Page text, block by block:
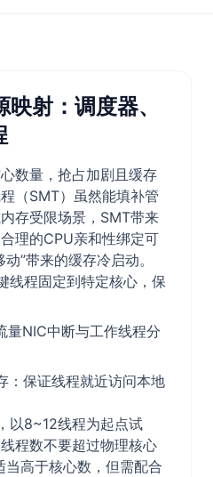
射：调度器、
数量，抢占加剧且缓存
（SMT）虽然能填补管
存受限场景，SMT带来
理的CPU亲和性绑定可
”带来的缓存冷启动。
线程固定到特定核心，保
量NIC中断与工作线程分
：保证线程就近访问本地
以8~12线程为起点试
程数不要超过物理核心
高于核心数，但需配合